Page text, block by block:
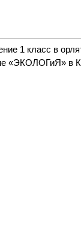
1 класс в
«ЭКОЛОГиЯ» в